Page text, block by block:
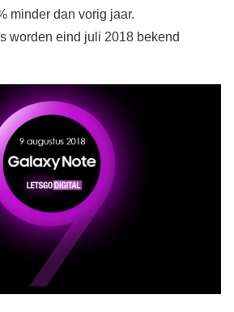
minder dan vorig jaar.
worden eind juli 2018 bekend